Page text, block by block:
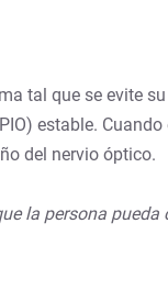
tal que se evite
estable.
del nervio óptico.
la persona pueda